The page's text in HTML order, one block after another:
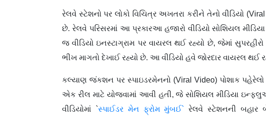
રેલવે સ્ટેશનો પર લોકો વિચિત્ર અખતરા કરીને તેનો વીડિયો
છે. રેલવે પરિસરમાં આ પ્રકારઆ હજારો વીડિયો સોશિયલ
જ વીડિયો ઇનસ્ટાગ્રામ પર વાયરલ થઈ રહ્યો છે, જેમાં
ભીખ માગતો દેખાઈ રહ્યો છે. આ વીડિયો હવે જોરદાર વાયરલ થઈ
કલ્યાણ જંકશન પર સ્પાઇડરમેનનો (Viral Video) પોશાક
એક રીલ માટે યોજવામાં આવી હતી, જે સોશિયલ મીડિયા
વીડિયોમાં `સ્પાઈડર મેન ફ્રોમ મુંબઈ` રેલવે સ્ટેશનની બહાર